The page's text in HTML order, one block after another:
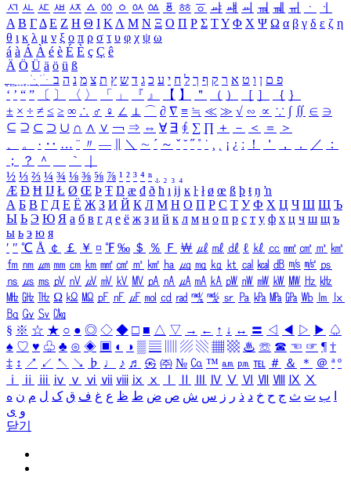
ㅺ ㅻ ㅼ ㅽ ㅾ ㅿ ㆀ ㆁ ㆂ ㆃ ㆄ ㆅ ㆆ ㆇ ㆈ ㆉ ㆊ ㆋ ㆌ ㆍ
ㆎ
Α Β ΓΔ Ε Ζ Η Θ Ι ΚΛ Μ Ν Ξ Ο Π Ρ Σ ΤΥ Φ Χ Ψ Ω α β γ δ ε ζ η
θ ι κ λ μ ν ξ ο π ρ σ τ υ φ χ ψ ω
á à Á À é è É È ç Ç ê
Ä Ö Ü ä ö ü ß
ִֶֹ ֻּ ׁׂ פ ם ן ו ט א ר ק ף ך ל ח י ע כ ג ד ש ץ ת צ מ נ ה ב
‘ ’ “ ” 〔 〕 〈 〉 「 」 『 』 【 】 ＂ （ ） ［ ］ ｛ ｝
± × ÷ ≠ ≤ ≥ ∞ ∴ ♂ ♀ ∠ ⊥ ⌒ ∂ ∇ ≡ ≒ ≪ ≫ √ ∽ ∝ ∵ ∫ ∬ ∈ ∋
⊆ ⊇ ⊂ ⊃ ∪ ∩ ∧ ∨ ￢ ⇒ ⇔ ∀ ∃ ∮ ∑ ∏ ＋ － ＜ ＝
＞
、
。 · ‥ … ¨ 〃 ― ＼ ∼ ´ ～ ˇ ˘ ˝ ˚ ˙ ¸ ¡ ¿ ː ！ ＇ ， ． ／
：
；
？ ＾ ｀
½ ⅓ ⅔ ¼ ¾ ⅛ ⅜ ⅝ ⅞ ¹ ² ³ ⁴ ⁿ ₁ ₂ ₃ ₄
Æ Ð Ħ Ĳ Ł Ø Œ Þ Ŧ Ŋ æ đ ð ħ ı ĳ ĸ ŀ ł ø œ ß þ ŧ ŋ ŉ
А Б В Г Д Е Ё Ж З И Й К Л М Н О П Р С Т У Ф Х Ц Ч Ш Щ Ъ
Ы Ь Э Ю Я а б в г д е ё ж з и й к л м н о п р с т у ф х ц ч ш щ ъ
ы ь э ю я
′ ″ ℃ Å ￠ ￡ ￥ ¤ ℉ ‰ ＄ ％ Ｆ ￦ ㎕ ㎖ ㎗ ℓ ㎘ ㏄ ㎣ ㎤ ㎥ ㎦
㎙ ㎚ ㎛ ㎜ ㎝ ㎞ ㎟ ㎠ ㎡ ㎢ ㏊ ㎍ ㎎ ㎏ ㏏ ㎈ ㎉ ㏈ ㎧ ㎨ ㎰
㎱ ㎲ ㎳ ㎴ ㎵ ㎶ ㎷ ㎸ ㎹ ㎀ ㎁ ㎂ ㎃ ㎄ ㎺ ㎻ ㎽ ㎾ ㎿ ㎐ ㎑
㎒ ㎓ ㎔ Ω ㏀ ㏁ ㎊ ㎋ ㎌ ㏖ ㏅ ㎭ ㎮ ㎯ ㏛ ㎩ ㎪ ㎫ ㎬ ㏝ ㏐
㏓
㏃ ㏉ ㏜ ㏆
§ ※ ☆ ★ ○ ● ◎ ◇ ◆ □ ■ △ ▽ → ← ↑ ↓ ↔ 〓 ◁ ◀ ▷ ▶ ♤
♠ ♡ ♥ ♧ ♣ ⊙ ◈ ▣ ◐ ◑ ▒ ▤ ▨ ▧ ▦ ▩ ♨ ☏ ☎ ☜ ☞ ¶ †
‡ ↕ ↗ ↙ ↖ ↘ ♭ ♩ ♪ ♬ ㉿ ㈜ № ㏇ ™ ㏂ ㏘ ℡ ＃ ＆ ＊ ＠ ª º
ⅰ
ⅱ ⅲ ⅳ ⅴ ⅵ ⅶ ⅷ ⅸ ⅹ Ⅳ Ⅴ Ⅵ Ⅶ Ⅷ Ⅸ Ⅹ
ب ت ث ج ح خ د ذ ر ز س ش ص ض ط ظ ع غ ف ق ک ل م ن ه
و ی
닫기